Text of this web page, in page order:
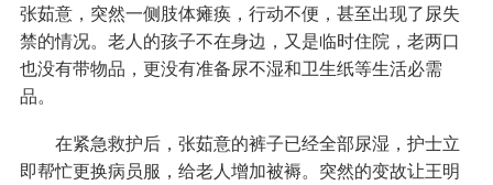
张茹意，突然一侧肢体瘫痪，行动不便，甚至出现了尿失
禁的情况。老人的孩子不在身边，又是临时住院，老两口
也没有带物品，更没有准备尿不湿和卫生纸等生活必需
品。
在紧急救护后，张茹意的裤子已经全部尿湿，护士立
即帮忙更换病员服，给老人增加被褥。突然的变故让王明